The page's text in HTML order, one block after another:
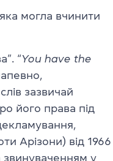
могла вчинити
“You have the
зазвичай
його права під
Арізони) від 1966
звинуваченням у